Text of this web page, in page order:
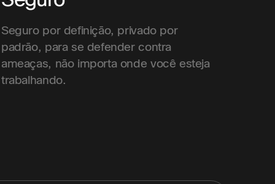
Seguro por definição, privado por
padrão, para se defender contra
ameaças, não importa onde você esteja
trabalhando.